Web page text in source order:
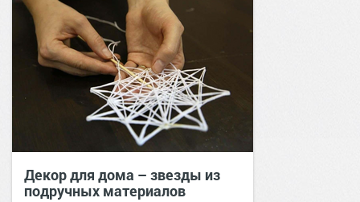
Декор для дома – звезды из
подручных материалов